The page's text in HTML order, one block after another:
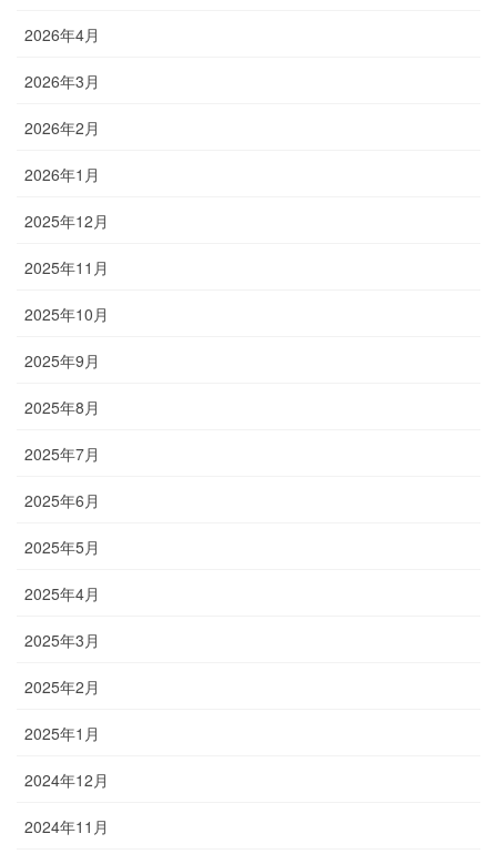
2026年4月
2026年3月
2026年2月
2026年1月
2025年12月
2025年11月
2025年10月
2025年9月
2025年8月
2025年7月
2025年6月
2025年5月
2025年4月
2025年3月
2025年2月
2025年1月
2024年12月
2024年11月